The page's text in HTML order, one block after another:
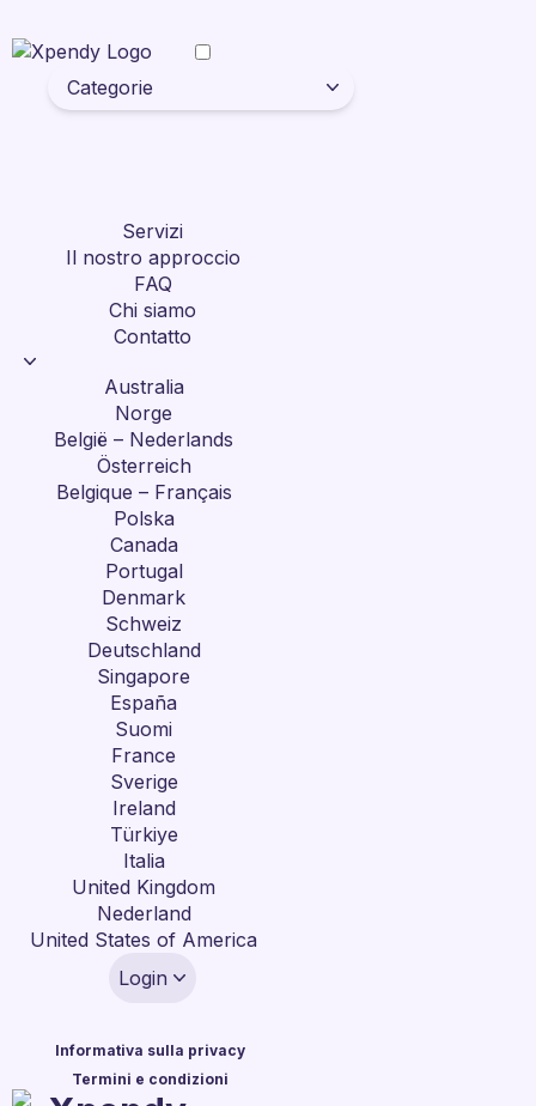
Categorie
Servizi
Il nostro approccio
FAQ
Chi siamo
Contatto
Australia
Norge
België – Nederlands
Österreich
Belgique – Français
Polska
Canada
Portugal
Denmark
Schweiz
Deutschland
Singapore
España
Suomi
France
Sverige
Ireland
Türkiye
Italia
United Kingdom
Nederland
United States of America
Login
Informativa sulla privacy
Termini e condizioni